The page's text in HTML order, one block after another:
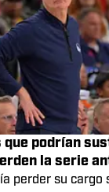
podrían
la serie
perder su cargo